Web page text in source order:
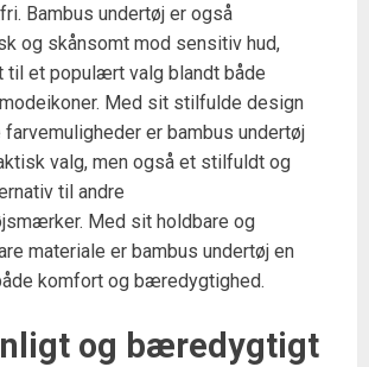
Bambus undertøj er også
og skånsomt mod sensitiv hud,
til et populært valg blandt både
Med sit stilfulde design
er bambus undertøj
valg, men også et stilfuldt og
til andre
Med sit holdbare og
materiale er bambus undertøj en
komfort og bæredygtighed.
og bæredygtigt